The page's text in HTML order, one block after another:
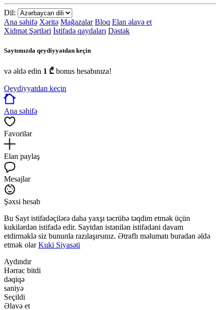
Dil:
Ana səhifə Xəritə Mağazalar Bloq Elan əlavə et
Xidmət Şərtləri İstifadə qaydaları Dəstək
Saytımızda qeydiyyatdan keçin
və əldə edin 1 ₾ bonus hesabınıza!
Qeydiyyatdan keçin
Ana səhifə
Favorilər
Elan paylaş
Mesajlar
Şəxsi hesab
Bu Sayt istifadəçilərə daha yaxşı təcrübə təqdim etmək üçün
kukilərdən istifadə edir. Saytdan istənilən istifadəni davam
etdirməklə siz bununla razılaşırsınız. Ətraflı məlumatı buradan əldə
etmək olarKuki Siyasəti
Aydındır
Hərrac bitdi
dəqiqə
saniyə
Seçildi
Əlavə et